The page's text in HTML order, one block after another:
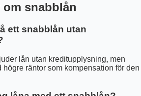
snabblån
ett snabblån utan
lån utan kreditupplysning, men
räntor som kompensation för den